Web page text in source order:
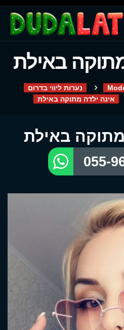
באילת
נערות ליווי בדרום
אינה ילדה מתוקה באילת
באילת
055-